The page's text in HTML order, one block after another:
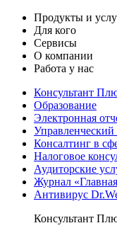
Продукты и
Для кого
Сервисы
О компании
Работа у нас
Консультант
Образование
Электронная
Управленческий
Консалтинг в
Налоговое
Аудиторские
Журнал
Антивирус
Консультант